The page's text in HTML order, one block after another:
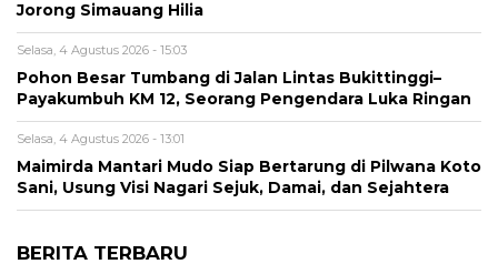
Jorong Simauang Hilia
Selasa, 4 Agustus 2026 - 15:03
Pohon Besar Tumbang di Jalan Lintas Bukittinggi–
Payakumbuh KM 12, Seorang Pengendara Luka Ringan
Selasa, 4 Agustus 2026 - 13:01
Maimirda Mantari Mudo Siap Bertarung di Pilwana Koto
Sani, Usung Visi Nagari Sejuk, Damai, dan Sejahtera
BERITA TERBARU